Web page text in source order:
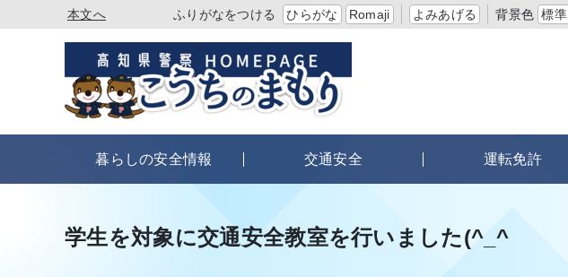
本文へ ふりがなをつける ひらがな Romaji よみあげる 背景色 標準
暮らしの安全情報 交通安全 運転免許
学生を対象に交通安全教室を行いました(^_^